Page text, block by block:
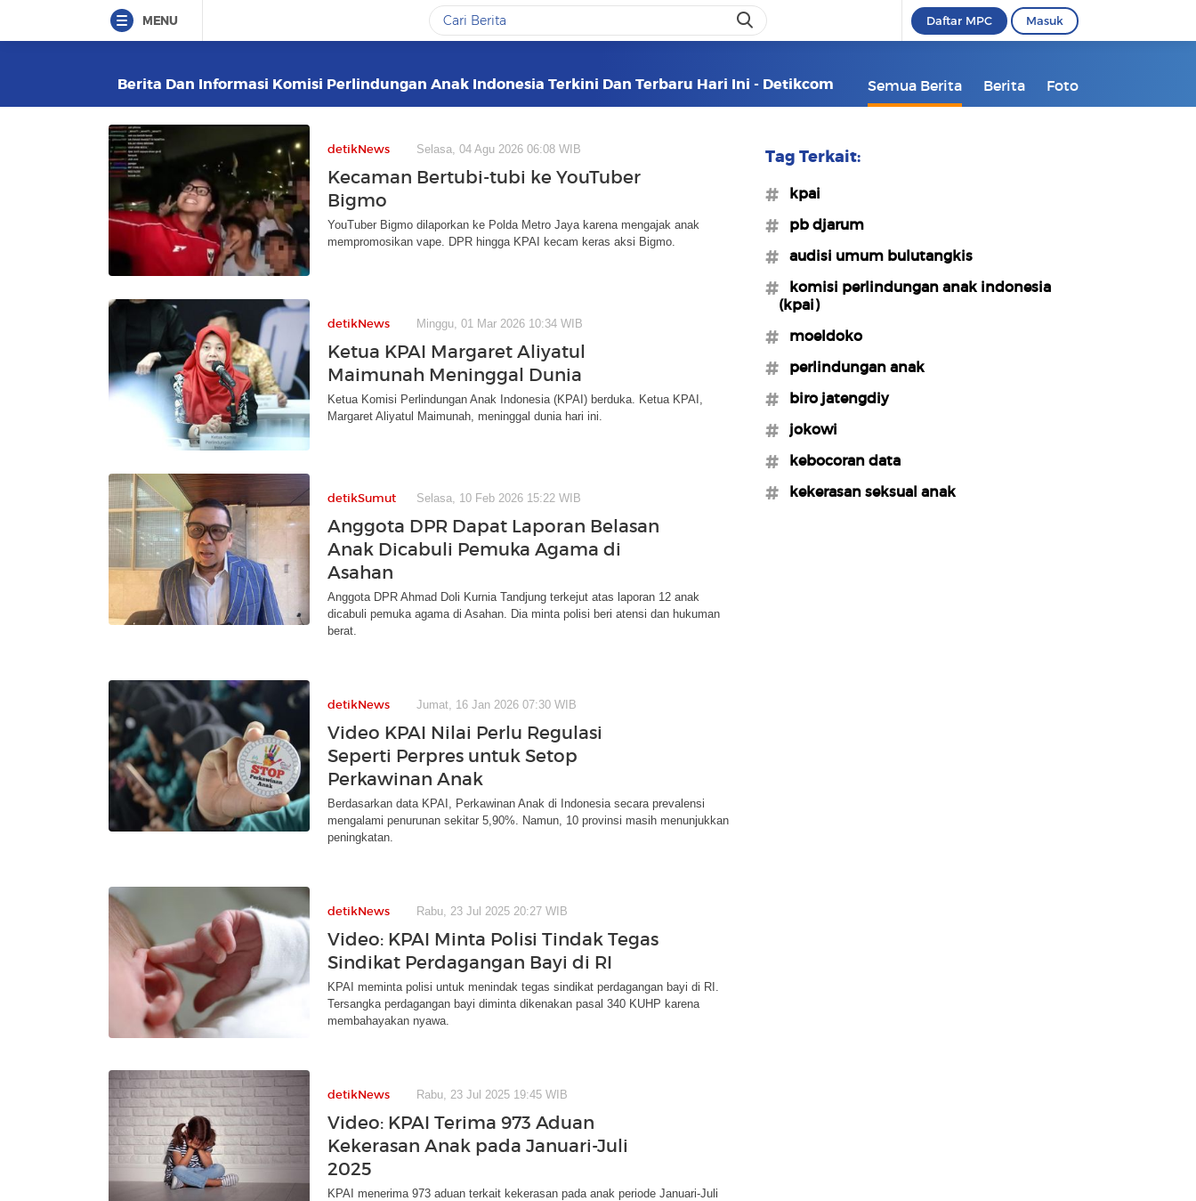
MENU Daftar MPC Masuk
Berita Dan Informasi Komisi Perlindungan Anak Indonesia Terkini Dan Terbaru Hari Ini - Detikcom Semua Berita Berita Foto
detikNews Selasa, 04 Agu 2026 06:08 WIB
Kecaman Bertubi-tubi ke YouTuber
Bigmo
YouTuber Bigmo dilaporkan ke Polda Metro Jaya karena mengajak anak
mempromosikan vape. DPR hingga KPAI kecam keras aksi Bigmo.
detikNews Minggu, 01 Mar 2026 10:34 WIB
Ketua KPAI Margaret Aliyatul
Maimunah Meninggal Dunia
Ketua Komisi Perlindungan Anak Indonesia (KPAI) berduka. Ketua KPAI,
Margaret Aliyatul Maimunah, meninggal dunia hari ini.
detikSumut Selasa, 10 Feb 2026 15:22 WIB
Anggota DPR Dapat Laporan Belasan
Anak Dicabuli Pemuka Agama di
Asahan
Anggota DPR Ahmad Doli Kurnia Tandjung terkejut atas laporan 12 anak
dicabuli pemuka agama di Asahan. Dia minta polisi beri atensi dan hukuman
berat.
detikNews Jumat, 16 Jan 2026 07:30 WIB
Video KPAI Nilai Perlu Regulasi
Seperti Perpres untuk Setop
Perkawinan Anak
Berdasarkan data KPAI, Perkawinan Anak di Indonesia secara prevalensi
mengalami penurunan sekitar 5,90%. Namun, 10 provinsi masih menunjukkan
peningkatan.
detikNews Rabu, 23 Jul 2025 20:27 WIB
Video: KPAI Minta Polisi Tindak Tegas
Sindikat Perdagangan Bayi di RI
KPAI meminta polisi untuk menindak tegas sindikat perdagangan bayi di RI.
Tersangka perdagangan bayi diminta dikenakan pasal 340 KUHP karena
membahayakan nyawa.
detikNews Rabu, 23 Jul 2025 19:45 WIB
Video: KPAI Terima 973 Aduan
Kekerasan Anak pada Januari-Juli
2025
KPAI menerima 973 aduan terkait kekerasan pada anak periode Januari-Juli
Tag Terkait:
#kpai
#pb djarum
#audisi umum bulutangkis
#komisi perlindungan anak indonesia
(kpai)
#moeldoko
#perlindungan anak
#biro jatengdiy
#jokowi
#kebocoran data
#kekerasan seksual anak